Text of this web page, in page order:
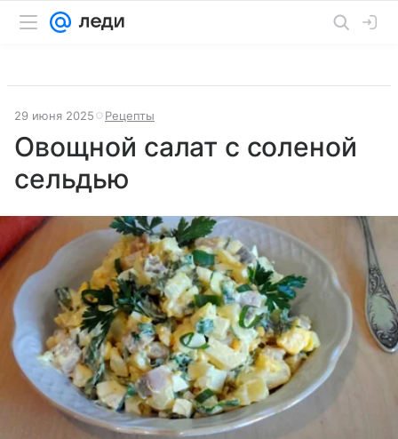
29 июня 2025 Рецепты
Овощной салат с соленой
сельдью